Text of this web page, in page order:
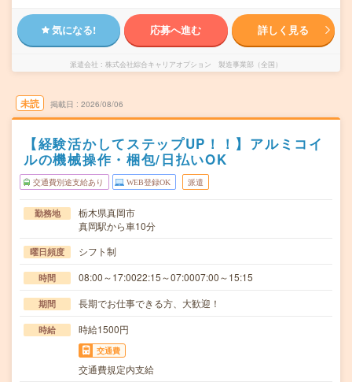
気になる! 応募へ進む 詳しく見る
派遣会社 株式会社綜合キャリアオプション 製造事業部（全国）
未読 掲載日 2026/08/06
【経験活かしてステップUP！！】アルミコイ
ルの機械操作・梱包/日払いOK
交通費別途支給あり WEB登録OK 派遣
勤務地
栃木県真岡市
真岡駅から車10分
曜日頻度 シフト制
時間 08:00～17:0022:15～07:0007:00～15:15
期間 長期でお仕事できる方、大歓迎！
時給 時給1500円
交通費
交通費規定内支給